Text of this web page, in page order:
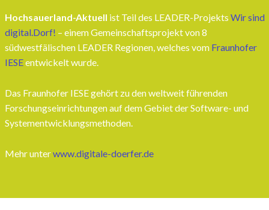
Hochsauerland-Aktuell ist Teil des LEADER-Projekts Wir sind
digital.Dorf! – einem Gemeinschaftsprojekt von 8
südwestfälischen LEADER Regionen, welches vom Fraunhofer
IESEentwickelt wurde.
Das Fraunhofer IESE gehört zu den weltweit führenden
Forschungseinrichtungen auf dem Gebiet der Software- und
Systementwicklungsmethoden.
Mehr unterwww.digitale-doerfer.de